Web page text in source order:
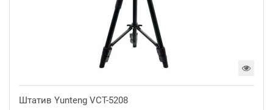
Штатив Yunteng VCT-5208